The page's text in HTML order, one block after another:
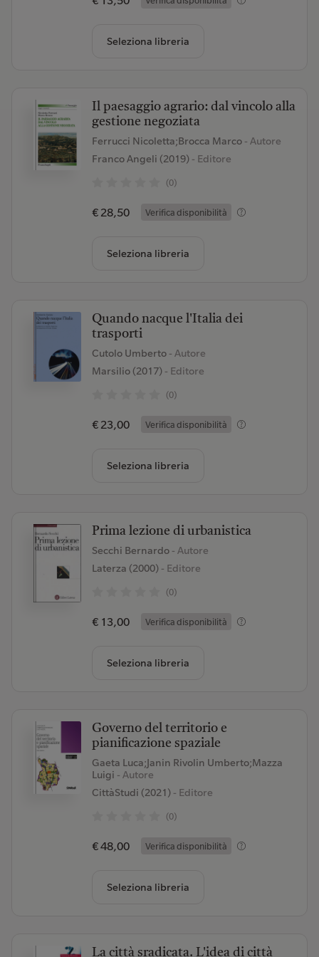
Seleziona libreria
Il paesaggio agrario: dal vincolo alla
gestione negoziata
Ferrucci Nicoletta;Brocca Marco - Autore
Franco Angeli (2019)- Editore
(0)
€ 28,50 Verifica disponibilità
Seleziona libreria
Quando nacque l'Italia dei
trasporti
Cutolo Umberto - Autore
Marsilio (2017)- Editore
(0)
€ 23,00 Verifica disponibilità
Seleziona libreria
Prima lezione di urbanistica
Secchi Bernardo - Autore
Laterza (2000)- Editore
(0)
€ 13,00 Verifica disponibilità
Seleziona libreria
Governo del territorio e
pianificazione spaziale
Gaeta Luca;Janin Rivolin Umberto;Mazza
Luigi - Autore
CittàStudi (2021)- Editore
(0)
€ 48,00 Verifica disponibilità
Seleziona libreria
La città sradicata. L'idea di città